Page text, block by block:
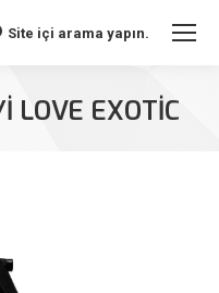
Site içi arama yapın.
LOVE EXOTIC